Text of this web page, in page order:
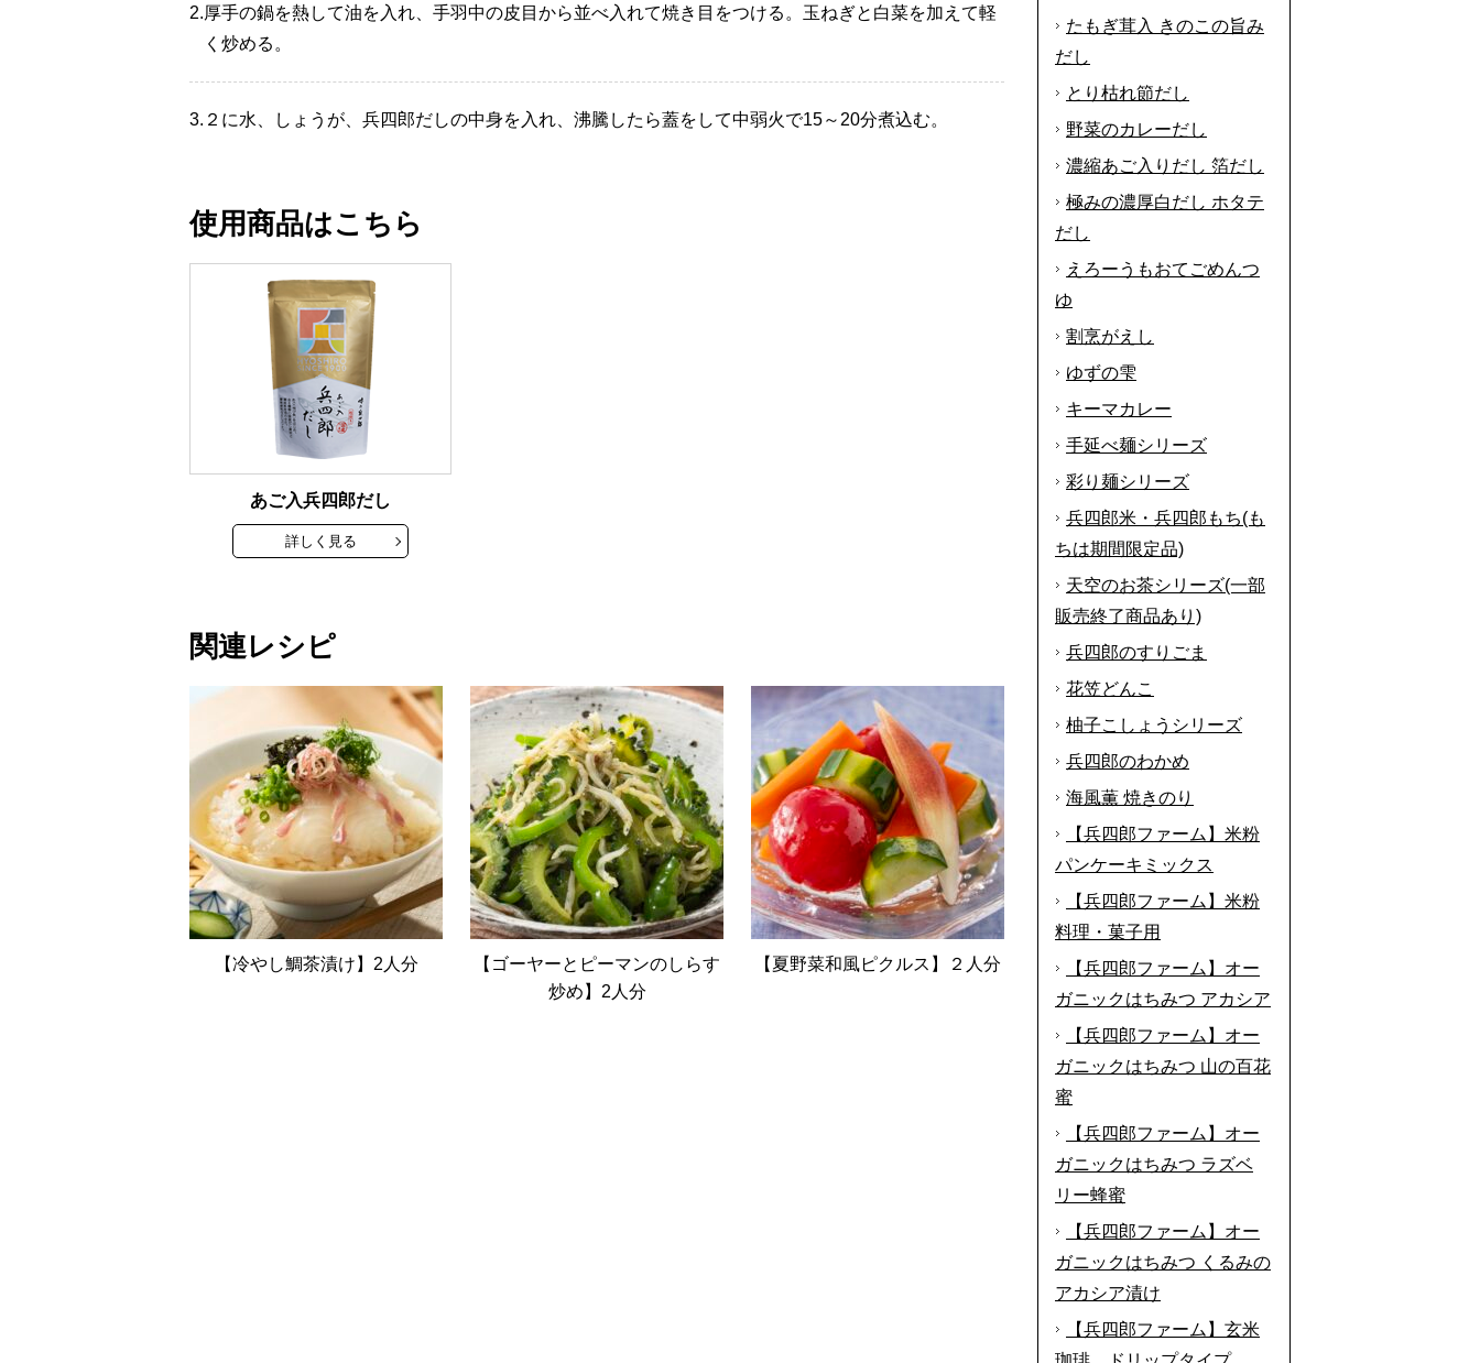
2.厚手の鍋を熱して油を入れ、手羽中の皮目から並べ入れて焼き目をつける。玉ねぎと白菜を加えて軽
く炒める。
3. ２に水、しょうが、兵四郎だしの中身を入れ、沸騰したら蓋をして中弱火で15～20分煮込む。
使用商品はこちら
あご入兵四郎だし
詳しく見る
関連レシピ
【冷やし鯛茶漬け】2人分
【ゴーヤーとピーマンのしらす
炒め】2人分
【夏野菜和風ピクルス】２人分
たもぎ茸入 きのこの旨み
だし
とり枯れ節だし
野菜のカレーだし
濃縮あご入りだし 箔だし
極みの濃厚白だし ホタテ
だし
えろーうもおてごめんつ
ゆ
割烹がえし
ゆずの雫
キーマカレー
手延べ麺シリーズ
彩り麺シリーズ
兵四郎米・兵四郎もち(も
ちは期間限定品)
天空のお茶シリーズ(一部
販売終了商品あり)
兵四郎のすりごま
花笠どんこ
柚子こしょうシリーズ
兵四郎のわかめ
海風薫 焼きのり
【兵四郎ファーム】米粉
パンケーキミックス
【兵四郎ファーム】米粉
料理・菓子用
【兵四郎ファーム】オー
ガニックはちみつ アカシア
【兵四郎ファーム】オー
ガニックはちみつ 山の百花
蜜
【兵四郎ファーム】オー
ガニックはちみつ ラズベ
リー蜂蜜
【兵四郎ファーム】オー
ガニックはちみつ くるみの
アカシア漬け
【兵四郎ファーム】玄米